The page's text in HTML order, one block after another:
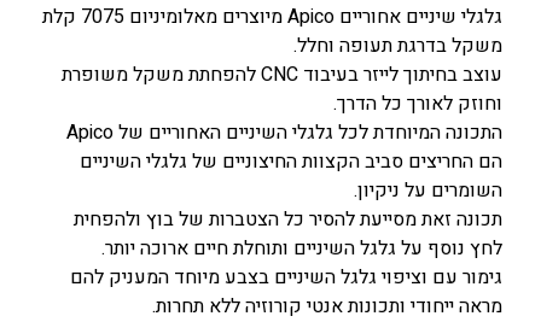
גלגלי שיניים אחוריים Apico מיוצרים מאלומיניום 7075 קלת
משקל בדרגת תעופה וחלל.
עוצב בחיתוך לייזר בעיבוד CNC להפחתת משקל משופרת
וחוזק לאורך כל הדרך.
התכונה המיוחדת לכל גלגלי השיניים האחוריים של Apico
הם החריצים סביב הקצוות החיצוניים של גלגלי השיניים
השומרים על ניקיון.
תכונה זאת מסייעת להסיר כל הצטברות של בוץ ולהפחית
לחץ נוסף על גלגל השיניים ותוחלת חיים ארוכה יותר.
גימור עם וציפוי גלגל השיניים בצבע מיוחד המעניק להם
מראה ייחודי ותכונות אנטי קורוזיה ללא תחרות.